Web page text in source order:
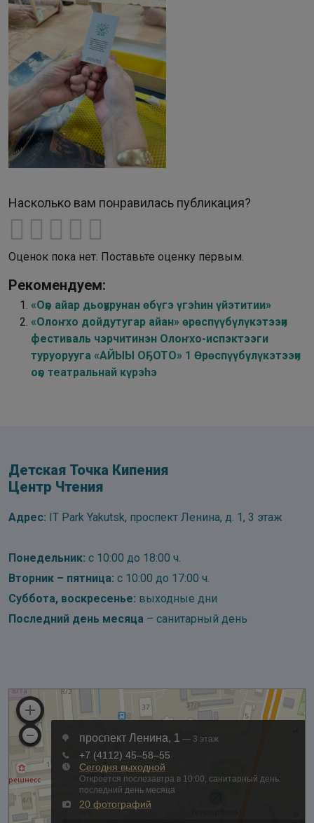
Насколько вам понравилась публикация?
Оценок пока нет. Поставьте оценку первым.
Рекомендуем:
«Оҕо айар дьоҕурунан өбүгэ үгэһин үйэтитии»
«Олоҥхо дойдутугар айан» өрөспүүбүлүкэтээҕи
фестиваль чэрчитинэн Олоҥхо-испэктээги
туруорууга «АЙЫЫ ОҔОТО» 1 Өрөспүүбүлүкэтээҕи
оҕо театральнай күрэһэ
Детская Точка Кипения
Центр Чтения
Адрес: IT Park Yakutsk, проспект Ленина, д. 1, 3 этаж
Понедельник: с 10:00 до 18:00 ч.
Вторник – пятница: с 10:00 до 17:00 ч.
Суббота, воскресенье: выходные дни
Последний день месяца – санитарный день